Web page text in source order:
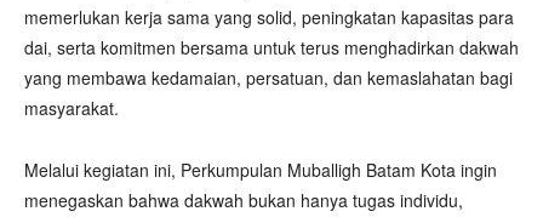
memerlukan kerja sama yang solid, peningkatan kapasitas para
dai, serta komitmen bersama untuk terus menghadirkan dakwah
yang membawa kedamaian, persatuan, dan kemaslahatan bagi
masyarakat.
Melalui kegiatan ini, Perkumpulan Muballigh Batam Kota ingin
menegaskan bahwa dakwah bukan hanya tugas individu,